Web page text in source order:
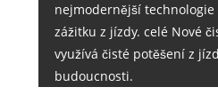
nejmodernější
zážitku z jízdy. celé Nové
využívá čisté potěšení z
budoucnosti.